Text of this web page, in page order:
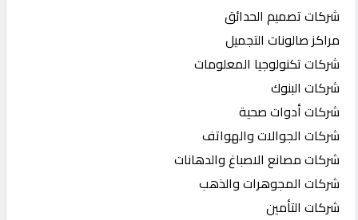
شركات تصميم الحدائق
مراكز صالونات التجميل
شركات تكنولوجيا المعلومات
شركات البنوك
شركات أدوات صحية
شركات الجوالات والهواتف
شركات مصانع الاصباغ والدهانات
شركات المجوهرات والذهب
شركات التأمين